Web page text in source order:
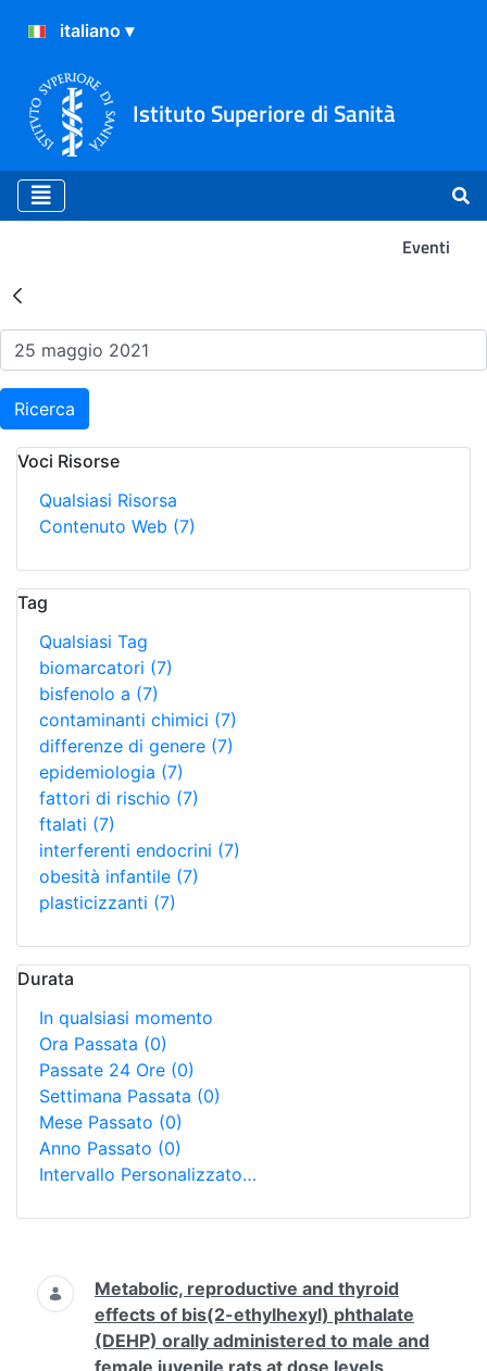
Istituto Superiore di Sanità
Eventi
Risultati della Ricerca -
Ricerca
Voci Risorse
Qualsiasi Risorsa
Contenuto Web (7)
Tag
Qualsiasi Tag
biomarcatori (7)
bisfenolo a (7)
contaminanti chimici (7)
differenze di genere (7)
epidemiologia (7)
fattori di rischio (7)
ftalati (7)
interferenti endocrini (7)
obesità infantile (7)
plasticizzanti (7)
Durata
In qualsiasi momento
Ora Passata (0)
Passate 24 Ore (0)
Settimana Passata (0)
Mese Passato (0)
Anno Passato (0)
Intervallo Personalizzato…
Ricerca
Metabolic, reproductive and thyroid
effects of bis(2-ethylhexyl) phthalate
(DEHP) orally administered to male and
female juvenile rats at dose levels